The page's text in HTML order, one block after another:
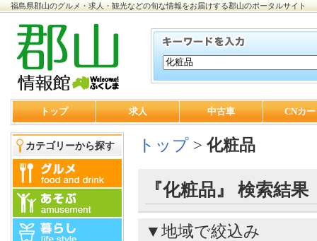
福島県郡山のグルメ・求人・観光などの旬な情報をお届けする郡山のポータルサイト
トップ 求人 中古車 CNカ
カテゴリーから探す トップ > 化粧品
『化粧品』 検索結
▼地域で絞込み